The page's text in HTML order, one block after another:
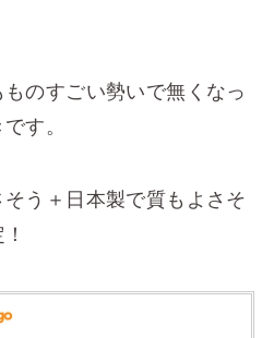
のすごい勢いで無くなっ
す。
う＋日本製で質もよさそ